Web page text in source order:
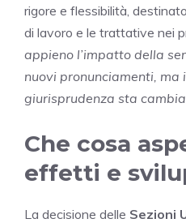
rigore e flessibilità,
di lavoro e le trattative nei
appieno l’impatto della
nuovi pronunciamenti, ma
giurisprudenza sta
Che cosa
effetti e
La decisione delle Sezioni